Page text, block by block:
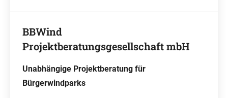
BBWind
Projektberatungsgesellschaft mbH
Unabhängige Projektberatung für
Bürgerwindparks